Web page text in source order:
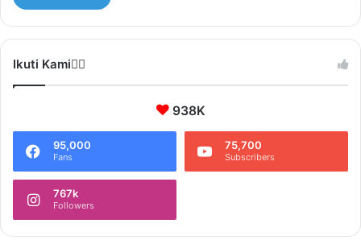
Ikuti Kami❤️‍🔥
938K
95,000
Fans
75,700
Subscribers
767k
Followers